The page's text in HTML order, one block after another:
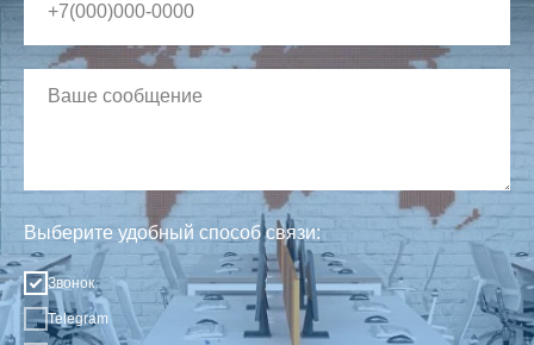
Выберите удобный способ связи:
Звонок
Telegram